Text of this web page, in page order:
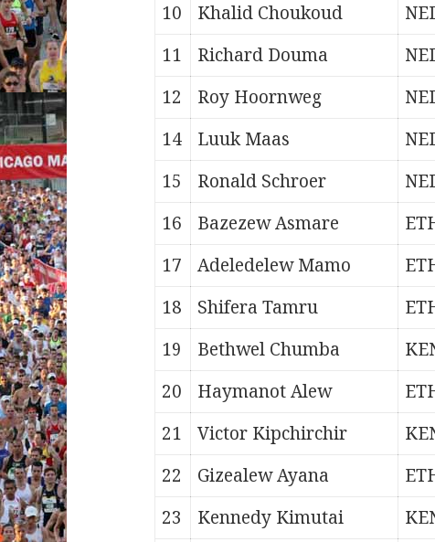
10
Khalid Choukoud
11
Richard Douma
12
Roy Hoornweg
14
Luuk Maas
15
Ronald Schroer
16
Bazezew Asmare
17
Adeledelew Mamo
18
Shifera Tamru
19
Bethwel Chumba
20
Haymanot Alew
21
Victor Kipchirchir
22
Gizealew Ayana
23
Kennedy Kimutai